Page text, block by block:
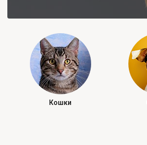
Кошки